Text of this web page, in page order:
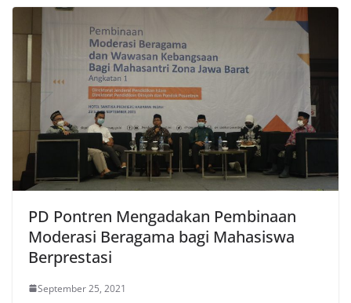
PD Pontren Mengadakan Pembinaan
Moderasi Beragama bagi Mahasiswa
Berprestasi
September 25, 2021